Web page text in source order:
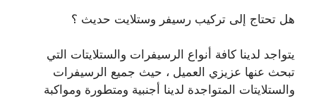
هل تحتاج إلى تركيب رسيفر وستلايت حديث ؟
يتواجد لدينا كافة أنواع الرسيفرات والستلايتات التي
تبحث عنها عزيزي العميل ، حيث جميع الرسيفرات
والستلايتات المتواجدة لدينا أجنبية ومتطورة ومواكبة